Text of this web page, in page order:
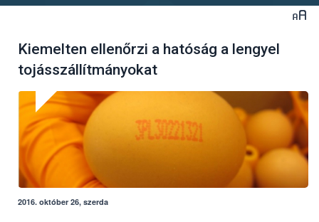
Kiemelten ellenőrzi a hatóság a lengyel
tojásszállítmányokat
2016. október 26, szerda